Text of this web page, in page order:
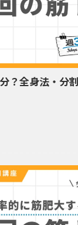
？全身法・分